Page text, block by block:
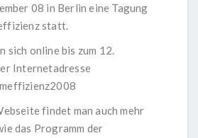
08 in Berlin eine Tagung
statt.
sich online bis zum 12.
Internetadresse
findet man auch mehr
das Programm der